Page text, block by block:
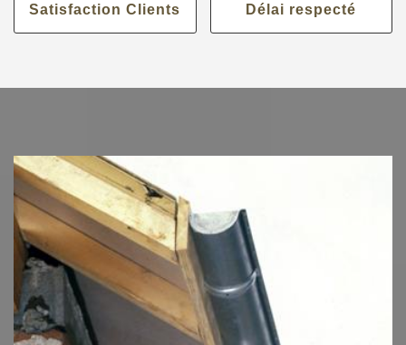
Satisfaction Clients Délai respecté